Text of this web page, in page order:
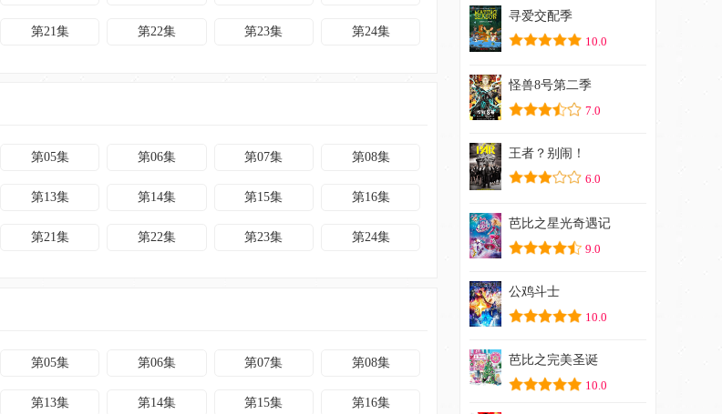
第21集 第22集 第23集 第24集
第05集 第06集 第07集 第08集
第13集 第14集 第15集 第16集
第21集 第22集 第23集 第24集
第05集 第06集 第07集 第08集
第13集 第14集 第15集 第16集
寻爱交配季
10.0
怪兽8号第二季
7.0
王者？别闹！
6.0
芭比之星光奇遇记
9.0
公鸡斗士
10.0
芭比之完美圣诞
10.0